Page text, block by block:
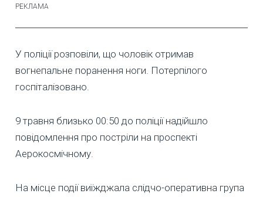
У поліції розповіли, що чоловік отримав
вогнепальне поранення ноги. Потерпілого
госпіталізовано.
9 травня близько 00:50 до поліції надійшло
повідомлення про постріли на проспекті
Аерокосмічному.
На місце події виїжджала слідчо-оперативна група